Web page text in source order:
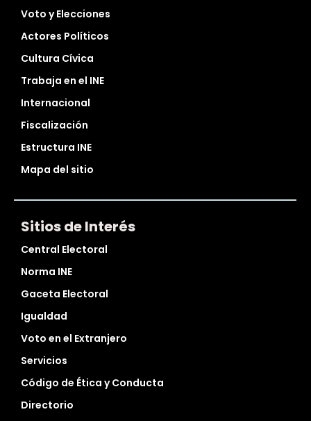
Voto y Elecciones
Actores Políticos
Cultura Cívica
Trabaja en el INE
Internacional
Fiscalización
Estructura INE
Mapa del sitio
Sitios de Interés
Central Electoral
Norma INE
Gaceta Electoral
Igualdad
Voto en el Extranjero
Servicios
Código de Ética y Conducta
Directorio